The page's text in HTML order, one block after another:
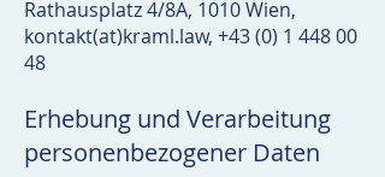
Rathausplatz 4/8A, 1010 Wien,
kontakt(at)kraml.law, +43 (0) 1 448 00
48
Erhebung und Verarbeitung
personenbezogener Daten